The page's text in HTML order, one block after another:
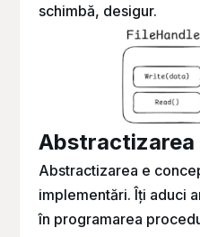
schimbă, desigur.
Abstractizarea
Abstractizarea e
implementări. Îți aduci
în programarea